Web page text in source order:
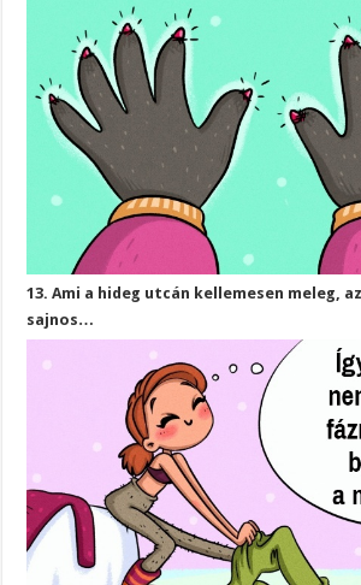
13. Ami a hideg utcán kellemesen meleg,
sajnos…